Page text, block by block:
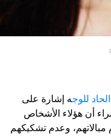
للوجه إشارة على
أن هؤلاء الأشخاص
مبالاتهم، وعدم تشكيكهم